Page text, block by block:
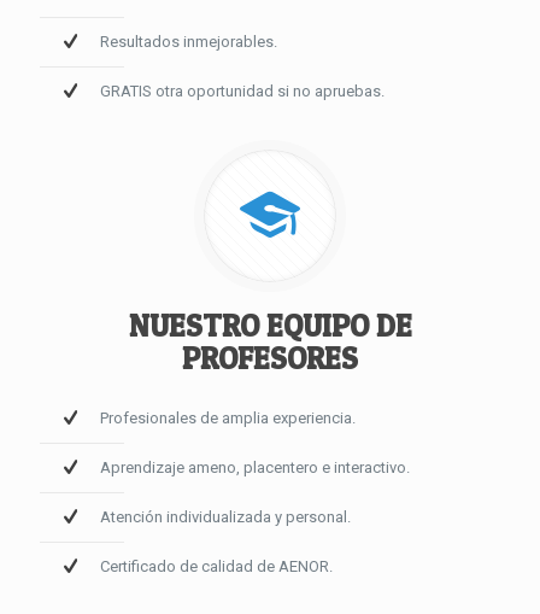
Resultados inmejorables.
GRATIS otra oportunidad si no apruebas.
NUESTRO EQUIPO DE
PROFESORES
Profesionales de amplia experiencia.
Aprendizaje ameno, placentero e interactivo.
Atención individualizada y personal.
Certificado de calidad de AENOR.